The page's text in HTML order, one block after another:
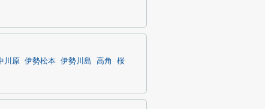
川原 伊勢松本 伊勢川島 高角
桜